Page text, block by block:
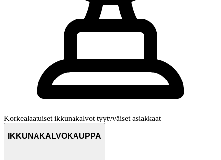
Korkealaatuiset ikkunakalvot tyytyväiset asiakkaat
IKKUNAKALVOKAUPPA